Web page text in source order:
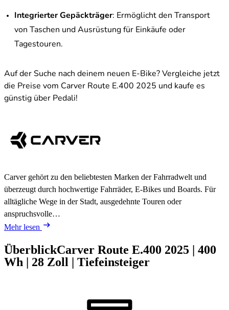
Integrierter Gepäckträger: Ermöglicht den Transport
von Taschen und Ausrüstung für Einkäufe oder
Tagestouren.
Auf der Suche nach deinem neuen E-Bike? Vergleiche jetzt
die Preise vom Carver Route E.400 2025 und kaufe es
günstig über Pedali!
Carver gehört zu den beliebtesten Marken der Fahrradwelt und
überzeugt durch hochwertige Fahrräder, E-Bikes und Boards. Für
alltägliche Wege in der Stadt, ausgedehnte Touren oder
anspruchsvolle…
Mehr lesen
ÜberblickCarver Route E.400 2025 | 400
Wh | 28 Zoll | Tiefeinsteiger